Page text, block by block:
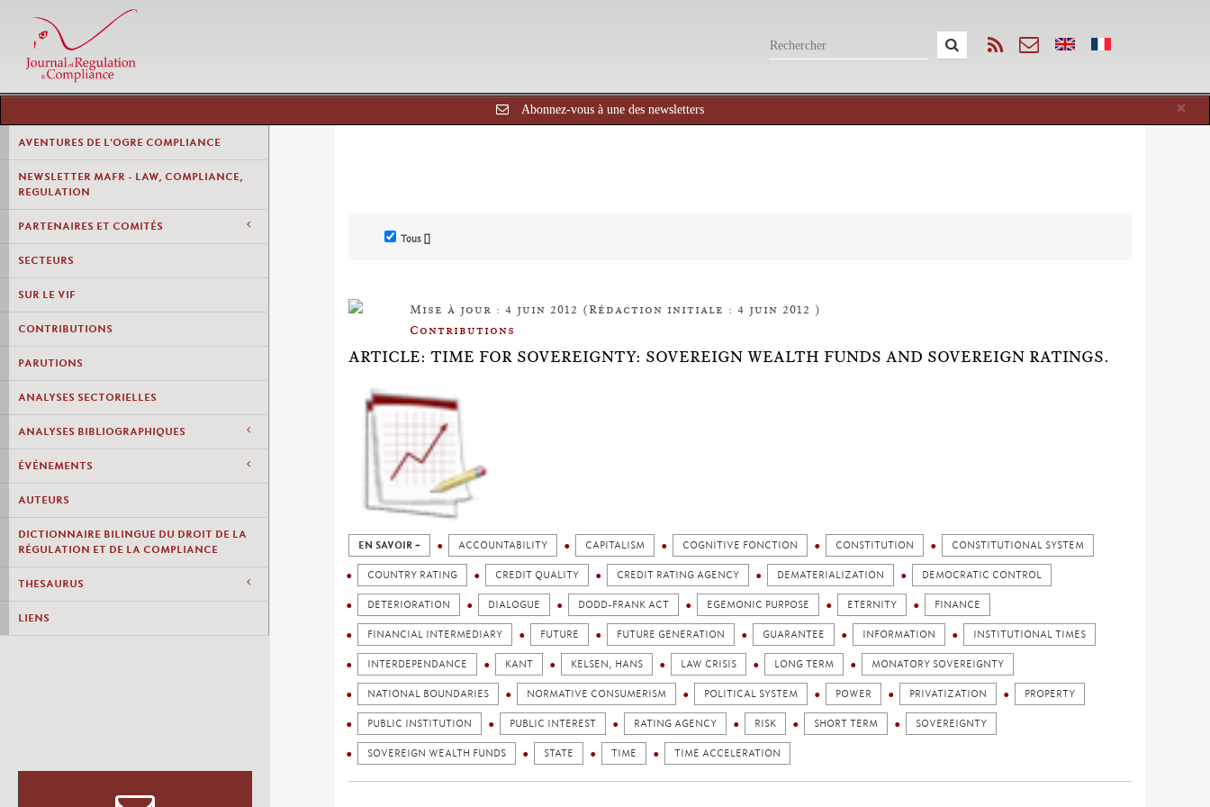
×
Abonnez-vous à une des newsletters
AVENTURES DE L'OGRE COMPLIANCE
NEWSLETTER MAFR - LAW, COMPLIANCE,
REGULATION
PARTENAIRES ET COMITÉS
SECTEURS
SUR LE VIF
CONTRIBUTIONS
PARUTIONS
ANALYSES SECTORIELLES
ANALYSES BIBLIOGRAPHIQUES
ÉVÉNEMENTS
AUTEURS
DICTIONNAIRE BILINGUE DU DROIT DE LA
RÉGULATION ET DE LA COMPLIANCE
THESAURUS
LIENS
Tous []
Mise à jour : 4 juin 2012 (Rédaction initiale : 4 juin 2012 )
Contributions
ARTICLE: TIME FOR SOVEREIGNTY: SOVEREIGN WEALTH FUNDS AND SOVEREIGN RATINGS.
EN SAVOIR + ACCOUNTABILITY CAPITALISM COGNITIVE FONCTION CONSTITUTION CONSTITUTIONAL SYSTEM
COUNTRY RATING CREDIT QUALITY CREDIT RATING AGENCY DEMATERIALIZATION DEMOCRATIC CONTROL
DETERIORATION DIALOGUE DODD-FRANK ACT EGEMONIC PURPOSE ETERNITY FINANCE
FINANCIAL INTERMEDIARY FUTURE FUTURE GENERATION GUARANTEE INFORMATION INSTITUTIONAL TIMES
INTERDEPENDANCE KANT KELSEN, HANS LAW CRISIS LONG TERM MONATORY SOVEREIGNTY
NATIONAL BOUNDARIES NORMATIVE CONSUMERISM POLITICAL SYSTEM POWER PRIVATIZATION PROPERTY
PUBLIC INSTITUTION PUBLIC INTEREST RATING AGENCY RISK SHORT TERM SOVEREIGNTY
SOVEREIGN WEALTH FUNDS STATE TIME TIME ACCELERATION